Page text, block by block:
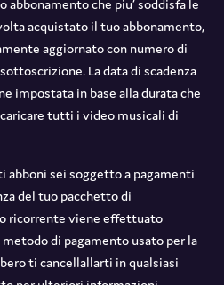
che piu’ soddisfa le
acquistato il tuo abbonamento,
aggiornato con numero di
La data di scadenza
impostata in base alla durata che
tutti i video musicali di
abboni sei soggetto a pagamenti
del tuo pacchetto di
ricorrente viene effettuato
di pagamento usato per la
ti cancellallarti in qualsiasi